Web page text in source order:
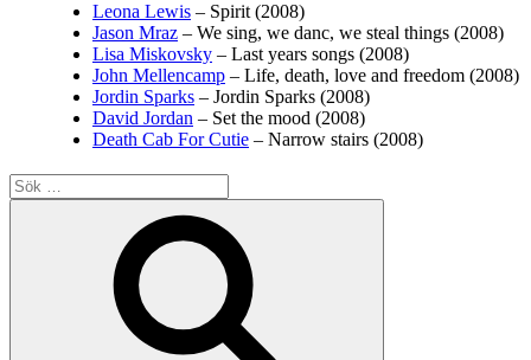
Leona Lewis – Spirit (2008)
Jason Mraz – We sing, we danc, we steal things (2008)
Lisa Miskovsky – Last years songs (2008)
John Mellencamp – Life, death, love and freedom (2008)
Jordin Sparks – Jordin Sparks (2008)
David Jordan – Set the mood (2008)
Death Cab For Cutie – Narrow stairs (2008)
Sök
efter: